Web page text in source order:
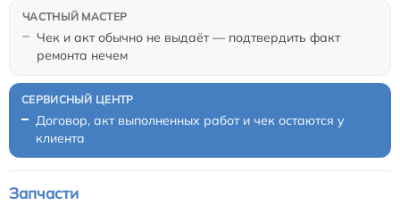
Чек и акт обычно не выдаёт — подтвердить факт
ремонта нечем
Договор, акт выполненных работ и чек остаются у
клиента
Запчасти